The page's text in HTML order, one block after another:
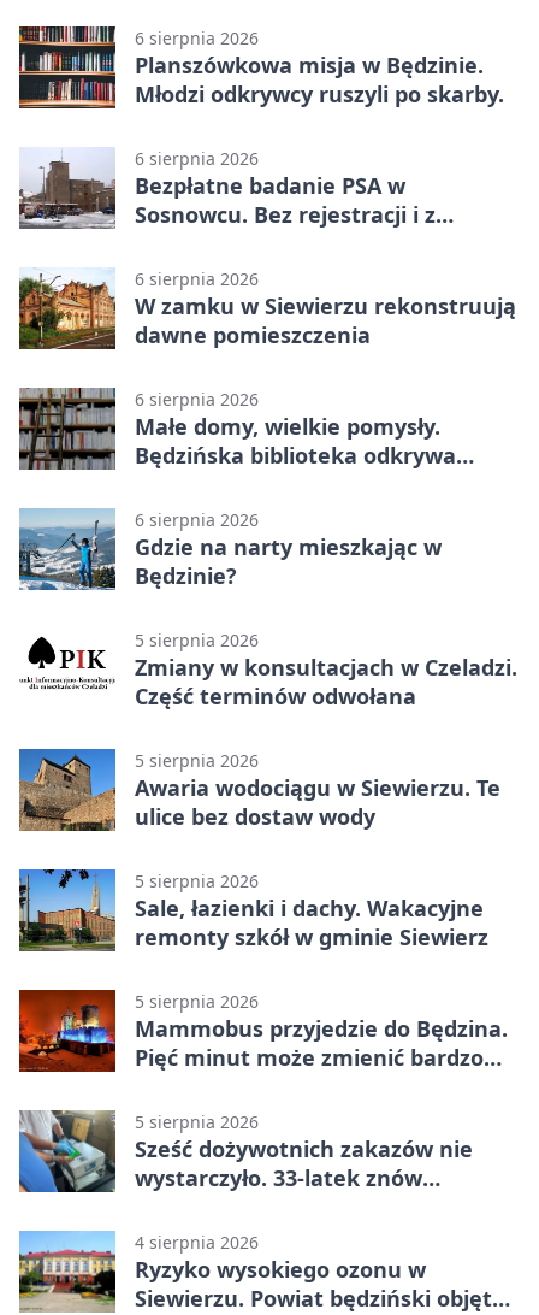
6 sierpnia 2026
Planszówkowa misja w Będzinie.
Młodzi odkrywcy ruszyli po skarby.
6 sierpnia 2026
Bezpłatne badanie PSA w
Sosnowcu. Bez rejestracji i z
6 sierpnia 2026
W zamku w Siewierzu rekonstruują
dawne pomieszczenia
6 sierpnia 2026
Małe domy, wielkie pomysły.
Będzińska biblioteka odkrywa
6 sierpnia 2026
Gdzie na narty mieszkając w
Będzinie?
5 sierpnia 2026
Zmiany w konsultacjach w Czeladzi.
Część terminów odwołana
5 sierpnia 2026
Awaria wodociągu w Siewierzu. Te
ulice bez dostaw wody
5 sierpnia 2026
Sale, łazienki i dachy. Wakacyjne
remonty szkół w gminie Siewierz
5 sierpnia 2026
Mammobus przyjedzie do Będzina.
Pięć minut może zmienić bardzo
5 sierpnia 2026
Sześć dożywotnich zakazów nie
wystarczyło. 33-latek znów
4 sierpnia 2026
Ryzyko wysokiego ozonu w
Siewierzu. Powiat będziński objęty